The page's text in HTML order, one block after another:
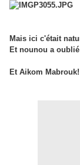
Mais ici c'était
Et nounou a
Et Aikom Mabrouk!